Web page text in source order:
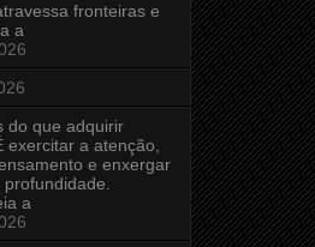
fronteiras e
a
do que adquirir
exercitar a atenção,
e enxergar
a